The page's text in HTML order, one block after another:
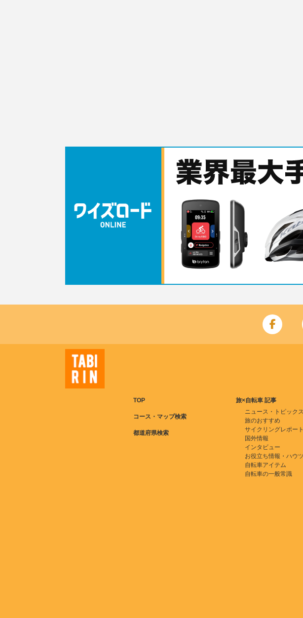
TOP
コース・マップ検索
都道府県検索
旅×自転車 記事
ニュース・トピックス
旅のおすすめ
サイクリングレポート
国外情報
インタビュー
お役立ち情報・ハウ
自転車アイテム
自転車の一般常識